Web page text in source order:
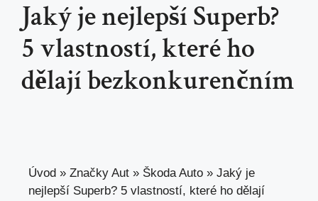
Jaký je nejlepší Superb?
5 vlastností, které ho
dělají bezkonkurenčním
Úvod » Značky Aut » Škoda Auto » Jaký je
nejlepší Superb? 5 vlastností, které ho dělají